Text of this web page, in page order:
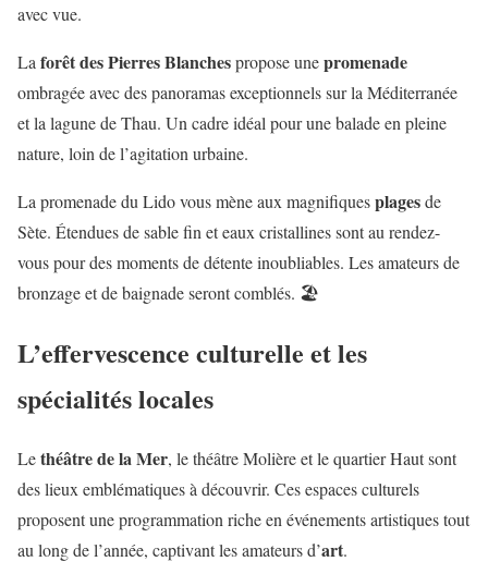
avec vue.
La forêt des Pierres Blanchespropose unepromenade
ombragée avec des panoramas exceptionnels sur la Méditerranée
et la lagune de Thau. Un cadre idéal pour une balade en pleine
nature, loin de l’agitation urbaine.
La promenade du Lido vous mène aux magnifiquesplagesde
Sète. Étendues de sable fin et eaux cristallines sont au rendez-
vous pour des moments de détente inoubliables. Les amateurs de
bronzage et de baignade seront comblés. 🏖️
L’effervescence culturelle et les
spécialités locales
Lethéâtre de la Mer, le théâtre Molière et le quartier Haut sont
des lieux emblématiques à découvrir. Ces espaces culturels
proposent une programmation riche en événements artistiques tout
au long de l’année, captivant les amateurs d’art.